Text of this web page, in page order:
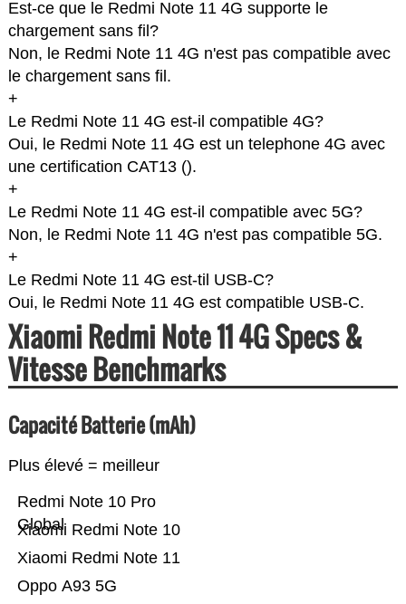
Est-ce que le Redmi Note 11 4G supporte le
chargement sans fil?
Non, le Redmi Note 11 4G n'est pas compatible avec
le chargement sans fil.
+
Le Redmi Note 11 4G est-il compatible 4G?
Oui, le Redmi Note 11 4G est un telephone 4G avec
une certification CAT13 ().
+
Le Redmi Note 11 4G est-il compatible avec 5G?
Non, le Redmi Note 11 4G n'est pas compatible 5G.
+
Le Redmi Note 11 4G est-til USB-C?
Oui, le Redmi Note 11 4G est compatible USB-C.
Xiaomi Redmi Note 11 4G Specs &
Vitesse Benchmarks
Capacité Batterie (mAh)
Plus élevé = meilleur
Oppo A93 5G
Xiaomi Redmi Note 11
Xiaomi Redmi Note 10
Redmi Note 10 Pro
Global